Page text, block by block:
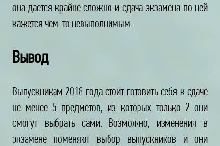
она дается крайне сложно и сдача экзамена по ней
кажется чем-то невыполнимым.
Вывод
Выпускникам 2018 года стоит готовить себя к сдаче
не менее 5 предметов, из которых только 2 они
смогут выбрать сами. Возможно, изменения в
экзамене поменяют выбор выпускников и они